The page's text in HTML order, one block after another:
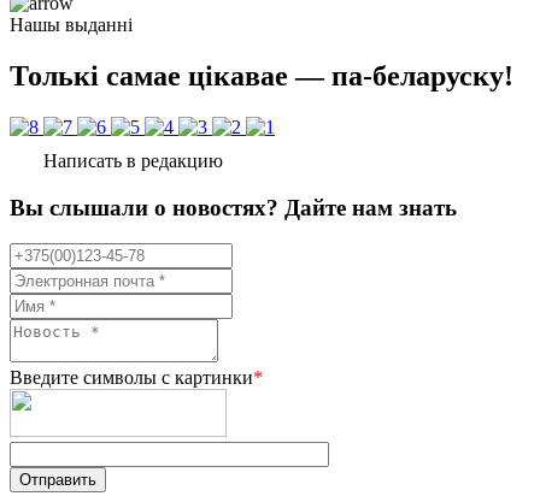
Нашы выданні
Толькі самае цікавае — па-беларуску!
Написать в редакцию
Вы слышали о новостях? Дайте нам знать
Введите символы с картинки*
Отправить